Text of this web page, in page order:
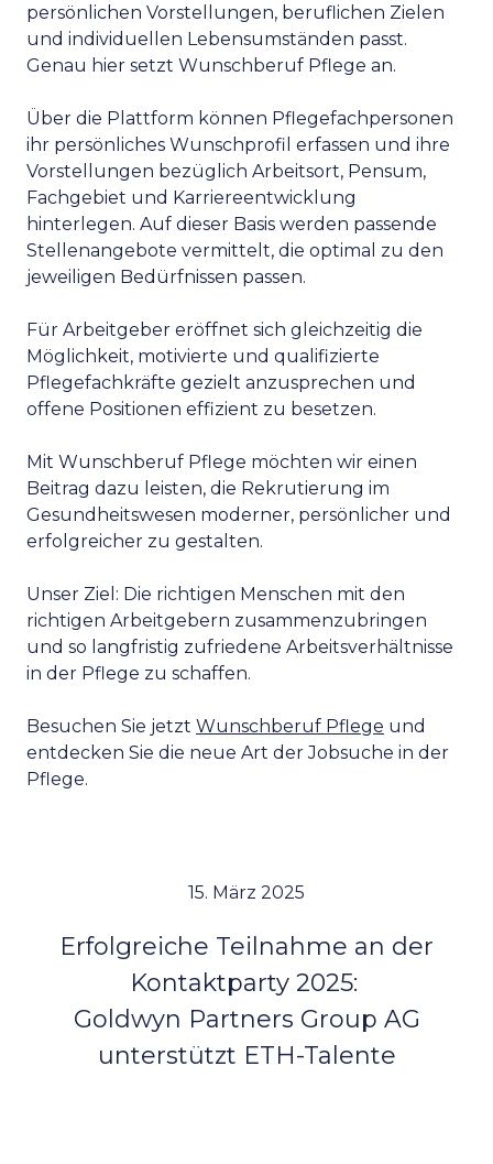
persönlichen Vorstellungen, beruflichen Zielen
und individuellen Lebensumständen passt.
Genau hier setzt Wunschberuf Pflege an.
Über die Plattform können Pflegefachpersonen
ihr persönliches Wunschprofil erfassen und ihre
Vorstellungen bezüglich Arbeitsort, Pensum,
Fachgebiet und Karriereentwicklung
hinterlegen. Auf dieser Basis werden passende
Stellenangebote vermittelt, die optimal zu den
jeweiligen Bedürfnissen passen.
Für Arbeitgeber eröffnet sich gleichzeitig die
Möglichkeit, motivierte und qualifizierte
Pflegefachkräfte gezielt anzusprechen und
offene Positionen effizient zu besetzen.
Mit Wunschberuf Pflege möchten wir einen
Beitrag dazu leisten, die Rekrutierung im
Gesundheitswesen moderner, persönlicher und
erfolgreicher zu gestalten.
Unser Ziel: Die richtigen Menschen mit den
richtigen Arbeitgebern zusammenzubringen
und so langfristig zufriedene Arbeitsverhältnisse
in der Pflege zu schaffen.
Besuchen Sie jetzt Wunschberuf Pflege und
entdecken Sie die neue Art der Jobsuche in der
Pflege.
15. März 2025
Erfolgreiche Teilnahme an der
Kontaktparty 2025:
Goldwyn Partners Group AG
unterstützt ETH-Talente